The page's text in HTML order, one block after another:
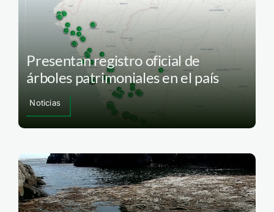
Presentan registro oficial de
árboles patrimoniales en el país
Noticias